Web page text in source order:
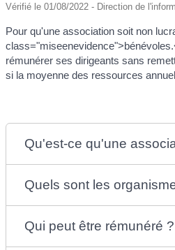
Vérifié le 01/08/2022 - Direction de
Pour qu'une association soit non
rémunérer ses dirigeants sans
si la moyenne des ressources
Qu'est-ce qu'une
Quels sont les
Qui peut être rémunéré ?